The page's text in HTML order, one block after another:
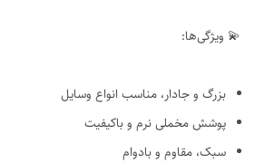
💫 ویژگی‌ها:
بزرگ و جادار، مناسب انواع وسایل
پوشش مخملی نرم و باکیفیت
سبک، مقاوم و بادوام